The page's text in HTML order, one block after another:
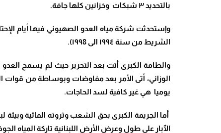
بالتحديد ٣ شبكات وخزانين كلها جافة.
الشريط من سنة ١٩٩٤ الى ١٩٩8).
والطامة الكبرى أتت بعد التحرير حيث لم يسمح
الوزاني، أتى الأمر بعد مفاوضات وبوساطة من قوات
يوميا هي غير كافية لسد الحاجات.
أما الجريمة الكبرى بحق الشعب وثروته المائية
الٱبار على طول وعرض الأرض اللبنانية تاركة المياه